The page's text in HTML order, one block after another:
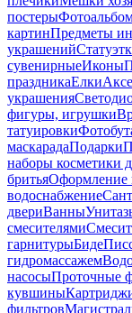
постеры
картинПредметы
украшений
сувенирныеИконы
праздникаЕлки
украшения
фигуры, игрушки
татуировки
маскарадаПодарки
наборы косметики
бритьяОформление
водоснабжение
двериВанны
смесителями
гарнитурыБиде
гидромассажем
насосыПроточные
кувшины
фильтров